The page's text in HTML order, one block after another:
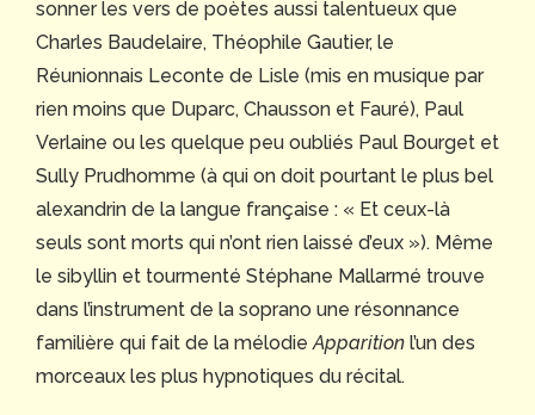
sonner les vers de poètes aussi talentueux que
Charles Baudelaire, Théophile Gautier, le
Réunionnais Leconte de Lisle (mis en musique par
rien moins que Duparc, Chausson et Fauré), Paul
Verlaine ou les quelque peu oubliés Paul Bourget et
Sully Prudhomme (à qui on doit pourtant le plus bel
alexandrin de la langue française : « Et ceux-là
seuls sont morts qui n’ont rien laissé d’eux »). Même
le sibyllin et tourmenté Stéphane Mallarmé trouve
dans l’instrument de la soprano une résonnance
familière qui fait de la mélodieApparition l’un des
morceaux les plus hypnotiques du récital.